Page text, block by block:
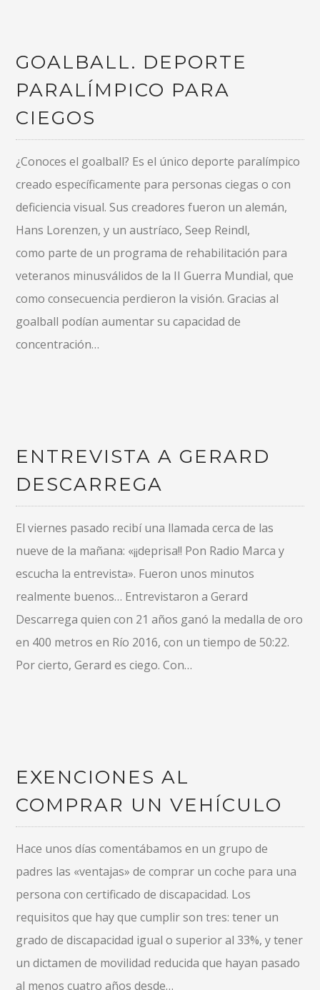
GOALBALL. DEPORTE
PARALÍMPICO PARA
CIEGOS
¿Conoces el goalball? Es el único deporte paralímpico
creado específicamente para personas ciegas o con
deficiencia visual. Sus creadores fueron un alemán,
Hans Lorenzen, y un austríaco, Seep Reindl,
como parte de un programa de rehabilitación para
veteranos minusválidos de la II Guerra Mundial, que
como consecuencia perdieron la visión. Gracias al
goalball podían aumentar su capacidad de
concentración…
ENTREVISTA A GERARD
DESCARREGA
El viernes pasado recibí una llamada cerca de las
nueve de la mañana: «¡¡deprisa!! Pon Radio Marca y
escucha la entrevista». Fueron unos minutos
realmente buenos… Entrevistaron a Gerard
Descarrega quien con 21 años ganó la medalla de oro
en 400 metros en Río 2016, con un tiempo de 50:22.
Por cierto, Gerard es ciego. Con…
EXENCIONES AL
COMPRAR UN VEHÍCULO
Hace unos días comentábamos en un grupo de
padres las «ventajas» de comprar un coche para una
persona con certificado de discapacidad. Los
requisitos que hay que cumplir son tres: tener un
grado de discapacidad igual o superior al 33%, y tener
un dictamen de movilidad reducida que hayan pasado
al menos cuatro años desde…